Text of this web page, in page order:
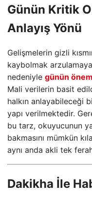
Günün Kritik
Anlayış Yönü
Gelişmelerin gizli
kaybolmak
nedeniyle günün
Mali verilerin basit
halkın anlayabileceği
yapı verilmektedir.
bu tarz, okuyucunun
bakmasını mümkün
aynı anda akli tek
Dakikha İle